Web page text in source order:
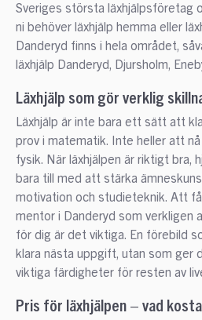
Sveriges största läxhjälpsföretag
ni behöver läxhjälp hemma eller
Danderyd finns i hela området,
läxhjälp Danderyd, Djursholm,
Läxhjälp som gör verklig
Läxhjälp är inte bara ett sätt att
prov i matematik. Inte heller att
fysik. När läxhjälpen är riktigt bra,
bara till med att stärka
motivation och studieteknik. Att
mentor i Danderyd som verkligen
för dig är det viktiga. En förebild
klara nästa uppgift, utan som ger
viktiga färdigheter för resten av
Pris för läxhjälpen – vad